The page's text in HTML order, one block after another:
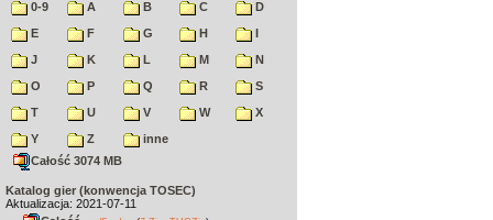
0-9 A B C
D
E
F G H
I
J
K L M
N
O
P Q R
S
T
U V W
X
Y
Z
inne
Całość 3074 MB
Katalog gier (konwencja TOSEC)
Aktualizacja: 2021-07-11